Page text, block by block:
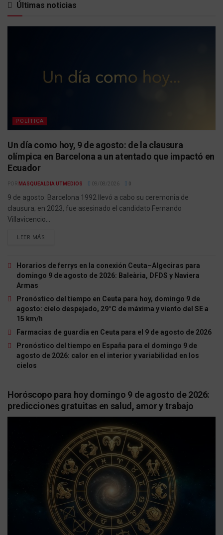
Últimas noticias
POLÍTICA
Un día como hoy, 9 de agosto: de la clausura
olímpica en Barcelona a un atentado que impactó en
Ecuador
POR MASQUEALDIA UTMEDIOS 09/08/2026
9 de agosto: Barcelona 1992 llevó a cabo su ceremonia de
clausura; en 2023, fue asesinado el candidato Fernando
Villavicencio...
LEER MÁS
Horarios de ferrys en la conexión Ceuta–Algeciras para
domingo 9 de agosto de 2026: Baleària, DFDS y Naviera
Armas
Pronóstico del tiempo en Ceuta para hoy, domingo 9 de
agosto: cielo despejado, 29°C de máxima y viento del SE a
15 km/h
Farmacias de guardia en Ceuta para el 9 de agosto de 2026
Pronóstico del tiempo en España para el domingo 9 de
agosto de 2026: calor en el interior y variabilidad en los
cielos
Horóscopo para hoy domingo 9 de agosto de 2026:
predicciones gratuitas en salud, amor y trabajo